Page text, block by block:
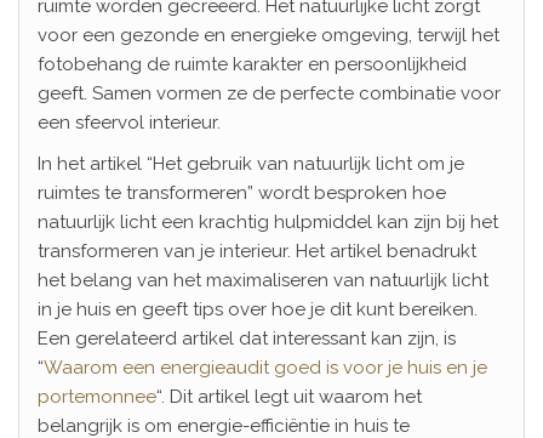
ruimte worden gecreëerd. Het natuurlijke licht zorgt
voor een gezonde en energieke omgeving, terwijl het
fotobehang de ruimte karakter en persoonlijkheid
geeft. Samen vormen ze de perfecte combinatie voor
een sfeervol interieur.
In het artikel “Het gebruik van natuurlijk licht om je
ruimtes te transformeren” wordt besproken hoe
natuurlijk licht een krachtig hulpmiddel kan zijn bij het
transformeren van je interieur. Het artikel benadrukt
het belang van het maximaliseren van natuurlijk licht
in je huis en geeft tips over hoe je dit kunt bereiken.
Een gerelateerd artikel dat interessant kan zijn, is
“Waarom een energieaudit goed is voor je huis en je
portemonnee“. Dit artikel legt uit waarom het
belangrijk is om energie-efficiëntie in huis te